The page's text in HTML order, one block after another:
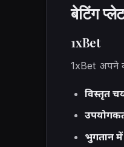
बेटिंग
1xBet
1xBet अपने
विस्तृत
भुगतान